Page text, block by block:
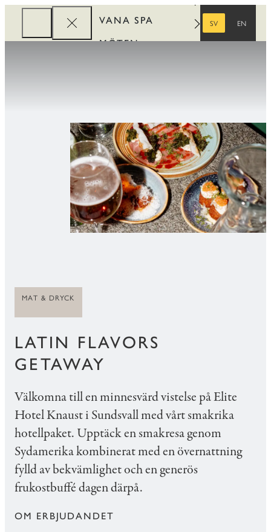
VANA SPA
MÖTEN
SV
EN
MAT & DRYCK
LATIN FLAVORS
GETAWAY
Välkomna till en minnesvärd vistelse på Elite
Hotel Knaust i Sundsvall med vårt smakrika
hotellpaket. Upptäck en smakresa genom
Sydamerika kombinerat med en övernattning
fylld av bekvämlighet och en generös
frukostbuffé dagen därpå.
OM ERBJUDANDET